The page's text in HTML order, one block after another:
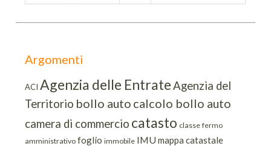
Argomenti
ACI Agenzia delle EntrateAgenzia del
Territorio bollo auto calcolo bollo auto
camera di commercio catasto classe fermo
amministrativo foglio immobile IMUmappa catastale